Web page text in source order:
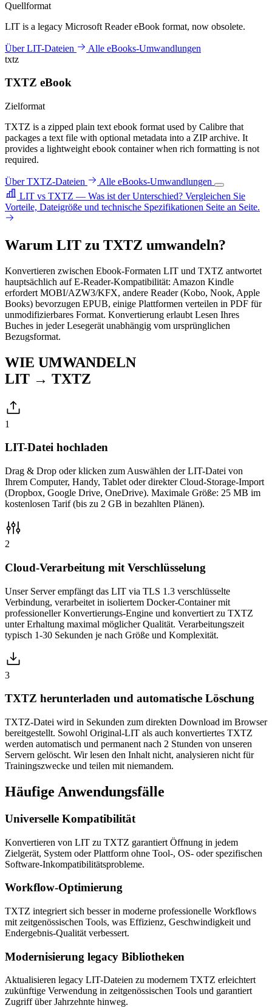
Quellformat
LIT is a legacy Microsoft Reader eBook format, now obsolete.
Über LIT-Dateien
Alle eBooks-Umwandlungen
txtz
TXTZ eBook
Zielformat
TXTZ is a zipped plain text ebook format used by Calibre that
packages a text file with optional metadata into a ZIP archive. It
provides a lightweight ebook container when rich formatting is not
required.
Über TXTZ-Dateien
Alle eBooks-Umwandlungen
LIT vs TXTZ — Was ist der Unterschied? Vergleichen Sie
Vorteile, Dateigröße und technische Spezifikationen Seite an Seite.
Warum LIT zu TXTZ umwandeln?
Konvertieren zwischen Ebook-Formaten LIT und TXTZ antwortet
hauptsächlich auf E-Reader-Kompatibilität: Amazon Kindle
erfordert MOBI/AZW3/KFX, andere Reader (Kobo, Nook, Apple
Books) bevorzugen EPUB, einige Plattformen verteilen in PDF für
unmodifizierbares Format. Konvertierung erlaubt Lesen Ihres
Buches in jeder Lesegerät unabhängig vom ursprünglichen
Bezugsformat.
WIE UMWANDELN
LIT → TXTZ
1
LIT-Datei hochladen
Drag & Drop oder klicken zum Auswählen der LIT-Datei von
Ihrem Computer, Handy, Tablet oder direkter Cloud-Storage-Import
(Dropbox, Google Drive, OneDrive). Maximale Größe: 25 MB im
kostenlosen Tarif (bis zu 2 GB in bezahlten Plänen).
2
Cloud-Verarbeitung mit Verschlüsselung
Unser Server empfängt das LIT via TLS 1.3 verschlüsselte
Verbindung, verarbeitet in isoliertem Docker-Container mit
professioneller Konvertierungs-Engine und konvertiert zu TXTZ
unter Erhaltung maximal möglicher Qualität. Verarbeitungszeit
typisch 1-30 Sekunden je nach Größe und Komplexität.
3
TXTZ herunterladen und automatische Löschung
TXTZ-Datei wird in Sekunden zum direkten Download im Browser
bereitgestellt. Sowohl Original-LIT als auch konvertiertes TXTZ
werden automatisch und permanent nach 2 Stunden von unseren
Servern gelöscht. Wir lesen den Inhalt nicht, analysieren nicht für
Trainingszwecke und teilen mit niemandem.
Häufige Anwendungsfälle
Universelle Kompatibilität
Konvertieren von LIT zu TXTZ garantiert Öffnung in jedem
Zielgerät, System oder Plattform ohne Tool-, OS- oder spezifischen
Software-Inkompatibilitätsprobleme.
Workflow-Optimierung
TXTZ integriert sich besser in moderne professionelle Workflows
mit zeitgenössischen Tools, was Effizienz, Geschwindigkeit und
Endergebnis-Qualität verbessert.
Modernisierung legacy Bibliotheken
Aktualisieren legacy LIT-Dateien zu modernem TXTZ erleichtert
zukünftige Verwendung in zeitgenössischen Tools und garantiert
Zugriff über Jahrzehnte hinweg.